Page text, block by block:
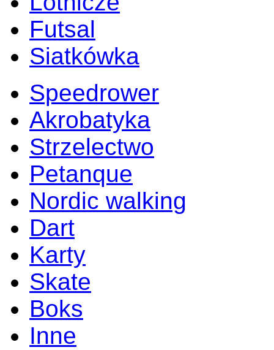
Futsal
Siatkówka
Speedrower
Akrobatyka
Strzelectwo
Petanque
Nordic walking
Dart
Karty
Skate
Boks
Inne